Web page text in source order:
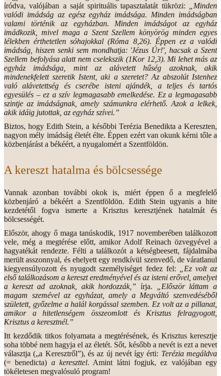
íródva, valójában a saját spirituális tapasztalatát tükrözi:
„Minden
valódi imádság az egész egyház imádsága. Minden imádságban
valami történik az egyházban. Minden imádságot az egyház
imádkozik, mivel maga a Szent Szellem könyörög minden egyes
lélekben érthetetlen sóhajokkal (Róma 8,26). Éppen ez a valódi
imádság, hiszen senki sem mondhatja: 'Jézus Úr!', hacsak a Szent
Szellem befolyása alatt nem cselekszik (1Kor 12,3). Mi lehet más az
egyház imádsága, mint az alávetett hűség azoknak, akik
mindenekfelett szeretik Istent, aki a szeretet? Az abszolút Istenhez
való alávetettség és cserébe isteni ajándék, a teljes és tartós
egyesülés – ez a szív legmagasabb emelkedése. Ez a legmagasabb
szintje az imádságnak, amely számunkra elérhető. Azok a lelkek,
akik idáig jutottak, az egyház szívei.”
Biztos, hogy Edith Stein, a későbbi Terézia Benedikta a Kereszten,
nagyon mély imádság életét élte. Éppen ezért van okunk kérni tőle a
közbenjárást a békéért, a nyugalomért a Szentföldön.
A kereszt hatalma és bölcsessége
Vannak azonban további okok is, miért éppen ő a megfelelő
közbenjáró a békéért a Szentföldön. Edith Stein ugyanis a hite
kezdetétől fogva ismerte a Krisztus keresztjének hatalmát és
bölcsességét.
Először, ahogy ő maga tanúskodik, 1917 novemberében találkozott
vele, még a megtérése előtt, amikor Adolf Reinach özvegyével a
hagyatékát rendezte. Félti a találkozót a kétségbeesett, fájdalmába
merült asszonnyal, és ehelyett egy rendkívül szenvedő, de váratlanul
kiegyensúlyozott és nyugodt személyiséget fedez fel:
„Ez volt az
első találkozásom a kereszt eredményével és az isteni erővel, amelyet
a kereszt ad azoknak, akik hordozzák,” írja.
„Először láttam a
magam szemével az egyházat, amely a Megváltó szenvedéséből
született, győzelme a halál korgással szemben. Ez volt az a pillanat,
amikor a hitetlenségem összeomlott és Krisztus felragyogott,
Krisztus a keresztnél.”
Itt kezdődik titkos folyamata a megtérésének, és Krisztus keresztje
soha többé nem hagyja el az életét. Sőt, később a nevét is ezt a nevet
választja („a Keresztről”), és az új nevét így érti: Terézia megáldva
(= benedicta) a kereszttel. Amint látni fogjuk, ez valójában egy
tökéletesen megvalósuló program!